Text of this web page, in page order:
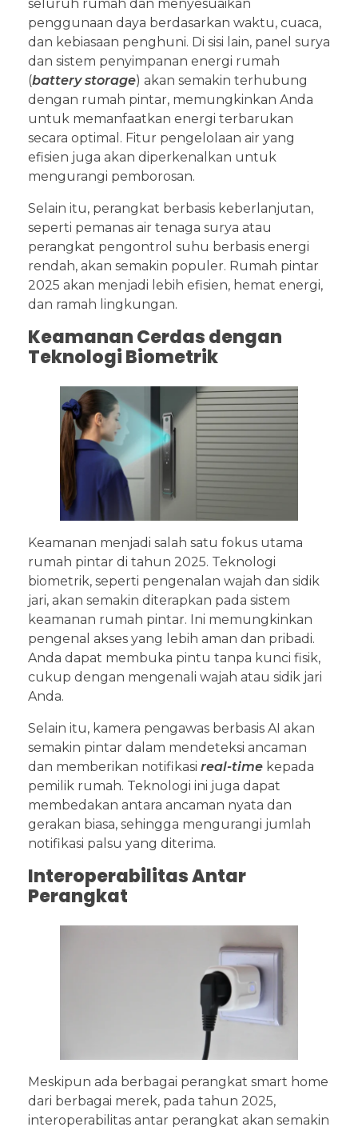
seluruh rumah dan menyesuaikan
penggunaan daya berdasarkan waktu, cuaca,
dan kebiasaan penghuni. Di sisi lain, panel surya
dan sistem penyimpanan energi rumah
(battery storage) akan semakin terhubung
dengan rumah pintar, memungkinkan Anda
untuk memanfaatkan energi terbarukan
secara optimal. Fitur pengelolaan air yang
efisien juga akan diperkenalkan untuk
mengurangi pemborosan.
Selain itu, perangkat berbasis keberlanjutan,
seperti pemanas air tenaga surya atau
perangkat pengontrol suhu berbasis energi
rendah, akan semakin populer. Rumah pintar
2025 akan menjadi lebih efisien, hemat energi,
dan ramah lingkungan.
Keamanan Cerdas dengan
Teknologi Biometrik
Keamanan menjadi salah satu fokus utama
rumah pintar di tahun 2025. Teknologi
biometrik, seperti pengenalan wajah dan sidik
jari, akan semakin diterapkan pada sistem
keamanan rumah pintar. Ini memungkinkan
pengenal akses yang lebih aman dan pribadi.
Anda dapat membuka pintu tanpa kunci fisik,
cukup dengan mengenali wajah atau sidik jari
Anda.
Selain itu, kamera pengawas berbasis AI akan
semakin pintar dalam mendeteksi ancaman
dan memberikan notifikasi real-time kepada
pemilik rumah. Teknologi ini juga dapat
membedakan antara ancaman nyata dan
gerakan biasa, sehingga mengurangi jumlah
notifikasi palsu yang diterima.
Interoperabilitas Antar
Perangkat
Meskipun ada berbagai perangkat smart home
dari berbagai merek, pada tahun 2025,
interoperabilitas antar perangkat akan semakin